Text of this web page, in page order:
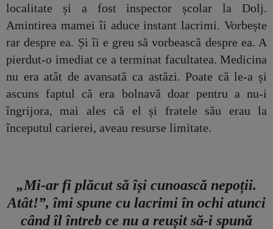
localitate și a fost inspector școlar la Dolj.
Amintirea mamei îi aduce instant lacrimi. Vorbește
rar despre ea. Și îi e greu să vorbească despre ea. A
pierdut-o imediat ce a terminat facultatea. Medicina
nu era atât de avansată ca astăzi. Poate că le-a și
ascuns faptul că era bolnavă doar pentru a nu-i
îngrijora, mai ales că el și fratele său erau la
începutul carierei, aveau resurse limitate.
„Mi-ar fi plăcut să își cunoască nepoții.
Atât!”, îmi spune cu lacrimi în ochi atunci
când îl întreb ce nu a reușit să-i spună